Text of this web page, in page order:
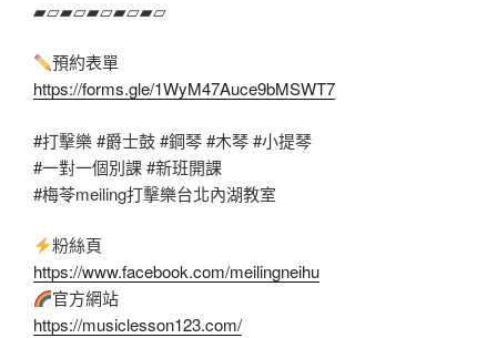
▰▱▰▱▰▱▰▱▰▱
預約表單
https://forms.gle/1WyM47Auce9bMSWT7
#打擊樂#爵士鼓#鋼琴#木琴#小提琴
#一對一個別課#新班開課
#梅苓meiling打擊樂台北內湖教室
粉絲頁
https://www.facebook.com/meilingneihu
官方網站
https://musiclesson123.com/